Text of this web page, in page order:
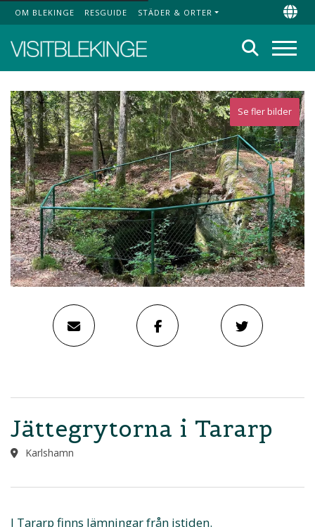
Top Menu
OM BLEKINGE RESGUIDE STÄDER & ORTER
Sök
Se fler bilder
Jättegrytorna i Tararp
Karlshamn
I Tararp finns lämningar från istiden.